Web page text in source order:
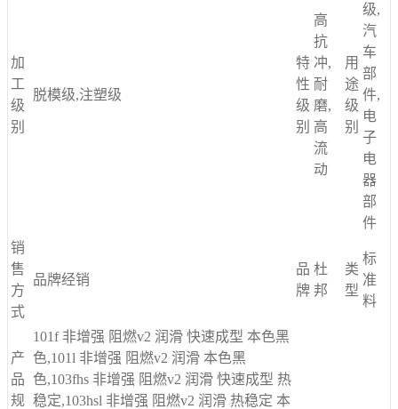
加
工
级
别
脱模级,注塑级
特
性
级
别
高
抗
冲,
耐
磨,
高
流
动
用
途
级
别
级,
汽
车
部
件,
电
子
电
器
部
件
销
售
方
式
品牌经销
品
牌
杜
邦
类
型
标
准
料
产
品
规
101f 非增强 阻燃v2 润滑 快速成型 本色黑
色,101l 非增强 阻燃v2 润滑 本色黑
色,103fhs 非增强 阻燃v2 润滑 快速成型 热
稳定,103hsl 非增强 阻燃v2 润滑 热稳定 本